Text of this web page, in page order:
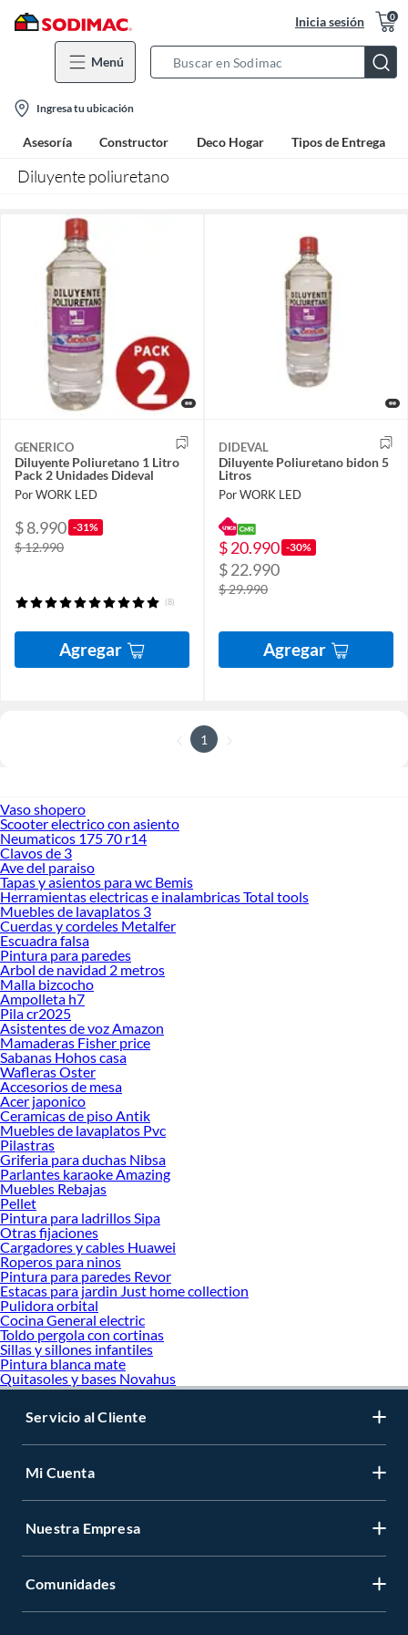
Inicia sesión 0
Menú
Bar
location-
icon
Ingresa tu ubicación
Asesoría Constructor Deco Hogar Tipos de Entrega
Diluyente poliuretano
GENERICO
Diluyente Poliuretano 1 Litro
Pack 2 Unidades Dideval
Por WORK LED
$ 8.990 -31%
$ 12.990
(8)
Agregar
DIDEVAL
Diluyente Poliuretano bidon 5
Litros
Por WORK LED
$ 20.990 -30%
$ 22.990
$ 29.990
Agregar
1
Vaso shopero
Scooter electrico con asiento
Neumaticos 175 70 r14
Clavos de 3
Ave del paraiso
Tapas y asientos para wc Bemis
Herramientas electricas e inalambricas Total tools
Muebles de lavaplatos 3
Cuerdas y cordeles Metalfer
Escuadra falsa
Pintura para paredes
Arbol de navidad 2 metros
Malla bizcocho
Ampolleta h7
Pila cr2025
Asistentes de voz Amazon
Mamaderas Fisher price
Sabanas Hohos casa
Wafleras Oster
Accesorios de mesa
Acer japonico
Ceramicas de piso Antik
Muebles de lavaplatos Pvc
Pilastras
Griferia para duchas Nibsa
Parlantes karaoke Amazing
Muebles Rebajas
Pellet
Pintura para ladrillos Sipa
Otras fijaciones
Cargadores y cables Huawei
Roperos para ninos
Pintura para paredes Revor
Estacas para jardin Just home collection
Pulidora orbital
Cocina General electric
Toldo pergola con cortinas
Sillas y sillones infantiles
Pintura blanca mate
Quitasoles y bases Novahus
Servicio al Cliente
Mi Cuenta
Nuestra Empresa
Comunidades